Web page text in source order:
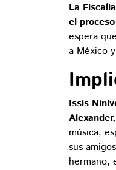
La
el
espera
a México
Issis
música,
sus
hermano,